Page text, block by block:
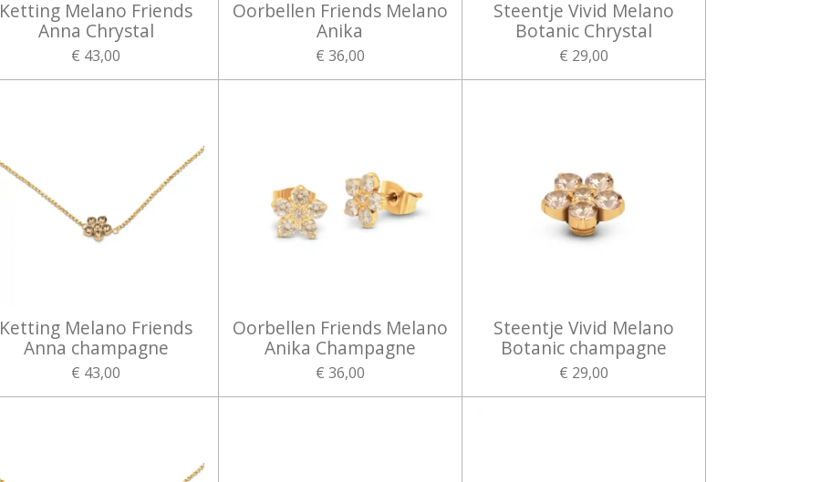
Ketting Melano Friends
Anna Chrystal
€ 43,00
Oorbellen Friends Melano
Anika
€ 36,00
Steentje Vivid Melano
Botanic Chrystal
€ 29,00
Ketting Melano Friends
Anna champagne
€ 43,00
Oorbellen Friends Melano
Anika Champagne
€ 36,00
Steentje Vivid Melano
Botanic champagne
€ 29,00